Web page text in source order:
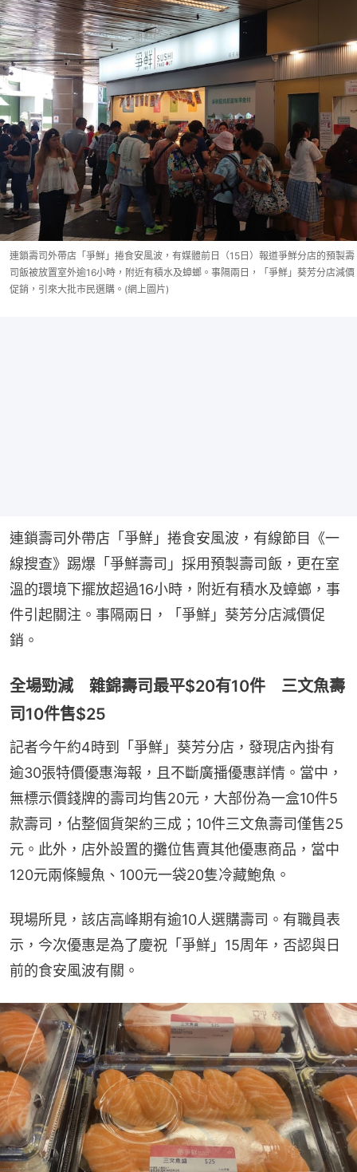
連鎖壽司外帶店「爭鮮」捲食安風波，有媒體前日（15日）報道爭鮮分店的預製壽
司飯被放置室外逾16小時，附近有積水及蟑螂。事隔兩日，「爭鮮」葵芳分店減價
促銷，引來大批市民選購。(網上圖片)
連鎖壽司外帶店「爭鮮」捲食安風波，有線節目《一
線搜查》踢爆「爭鮮壽司」採用預製壽司飯，更在室
溫的環境下擺放超過16小時，附近有積水及蟑螂，事
件引起關注。事隔兩日，「爭鮮」葵芳分店減價促
銷。
全場勁減 雜錦壽司最平$20有10件 三文魚壽
司10件售$25
記者今午約4時到「爭鮮」葵芳分店，發現店內掛有
逾30張特價優惠海報，且不斷廣播優惠詳情。當中，
無標示價錢牌的壽司均售20元，大部份為一盒10件5
款壽司，佔整個貨架約三成；10件三文魚壽司僅售25
元。此外，店外設置的攤位售賣其他優惠商品，當中
120元兩條鰻魚、100元一袋20隻冷藏鮑魚。
現場所見，該店高峰期有逾10人選購壽司。有職員表
示，今次優惠是為了慶祝「爭鮮」15周年，否認與日
前的食安風波有關。